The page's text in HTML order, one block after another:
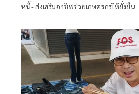
หนี้ - ส่งเสริมอาชีฟช่วยเกษตรกรให้ยั่งยืน